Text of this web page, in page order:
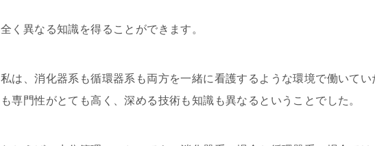
全く異なる知識を得ることができます。
私は、消化器系も循環器系も両方を一緒に看護するような環境で働いて
も専門性がとても高く、深める技術も知識も異なるということでした。